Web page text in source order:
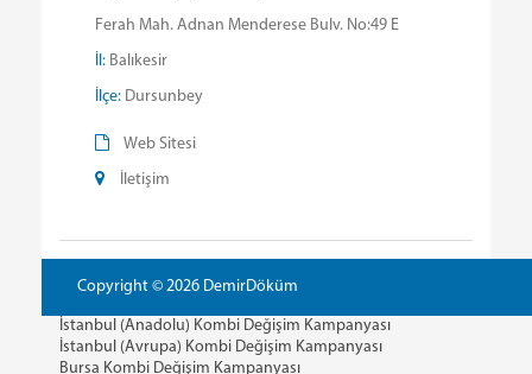
Ferah Mah. Adnan Menderese Bulv. No:49 E
İl: Balıkesir
İlçe: Dursunbey
Web Sitesi
İletişim
Copyright © 2026 DemirDöküm
İstanbul (Anadolu) Kombi Değişim Kampanyası
İstanbul (Avrupa) Kombi Değişim Kampanyası
Bursa Kombi Değişim Kampanyası